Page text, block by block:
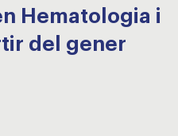
Hematologia i
del gener